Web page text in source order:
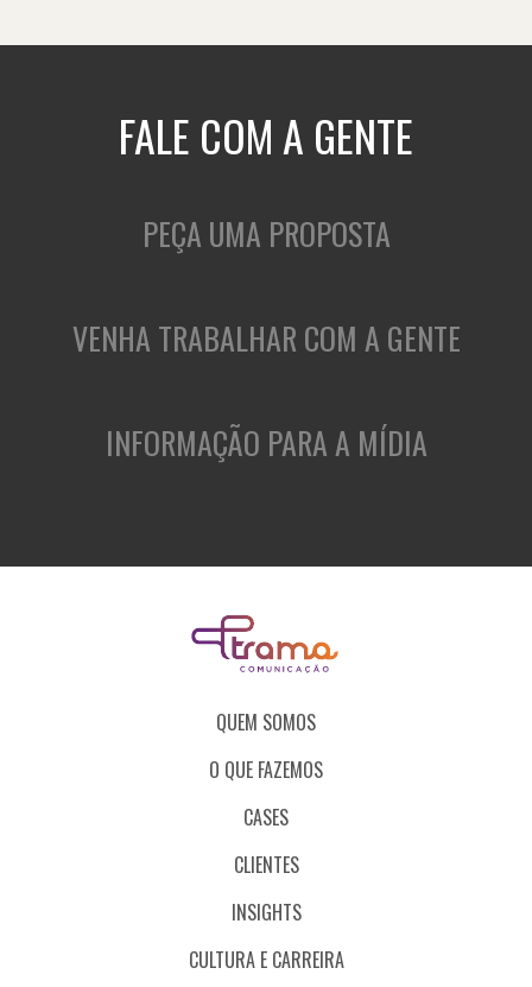
FALE COM A GENTE
PEÇA UMA PROPOSTA
VENHA TRABALHAR COM A GENTE
INFORMAÇÃO PARA A MÍDIA
QUEM SOMOS
O QUE FAZEMOS
CASES
CLIENTES
INSIGHTS
CULTURA E CARREIRA